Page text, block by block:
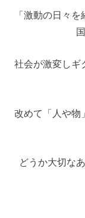
「激動の日々
社会が激変しギ
改めて「人や物
どうか大切な